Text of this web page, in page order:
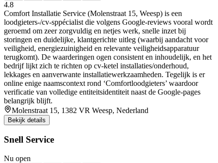
4.8
Comfort Installatie Service (Molenstraat 15, Weesp) is een
loodgieters-/cv-sppécialist die volgens Google-reviews vooral wordt
geroemd om zeer zorgvuldig en netjes werk, snelle inzet bij
storingen en duidelijke, klantgerichte uitleg (waarbij aandacht voor
veiligheid, energiezuinigheid en relevante veiligheidsapparatuur
terugkomt). De waarderingen ogen consistent en inhoudelijk, en het
bedrijf lijkt zich te richten op cv-ketel installaties/onderhoud,
lekkages en aanverwante installatiewerkzaamheden. Tegelijk is er
online enige naamscontext rond ‘Comfortloodgieters’ waardoor
verificatie van volledige entiteitsidentiteit naast de Google-pages
belangrijk blijft.
Molenstraat 15, 1382 VR Weesp, Nederland
Bekijk details
Snell Service
Nu open